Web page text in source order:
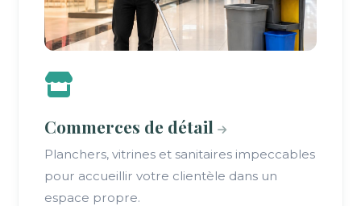
Commerces de détail
Planchers, vitrines et sanitaires impeccables
pour accueillir votre clientèle dans un
espace propre.